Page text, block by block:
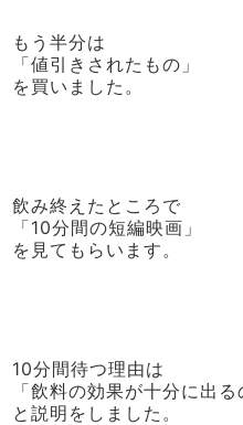
もう半分は
「値引きされたもの」
を買いました。
飲み終えたところで
「10分間の短編映画」
を見てもらいます。
10分間待つ理由は
「飲料の効果が十分に出る
と説明をしました。